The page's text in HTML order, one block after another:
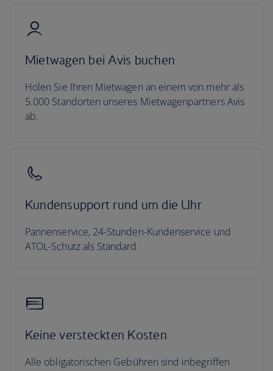
Mietwagen bei Avis buchen
Holen Sie Ihren Mietwagen an einem von mehr als
5.000 Standorten unseres Mietwagenpartners Avis
ab.
Kundensupport rund um die Uhr
Pannenservice, 24-Stunden-Kundenservice und
ATOL-Schutz als Standard
Keine versteckten Kosten
Alle obligatorischen Gebühren sind inbegriffen